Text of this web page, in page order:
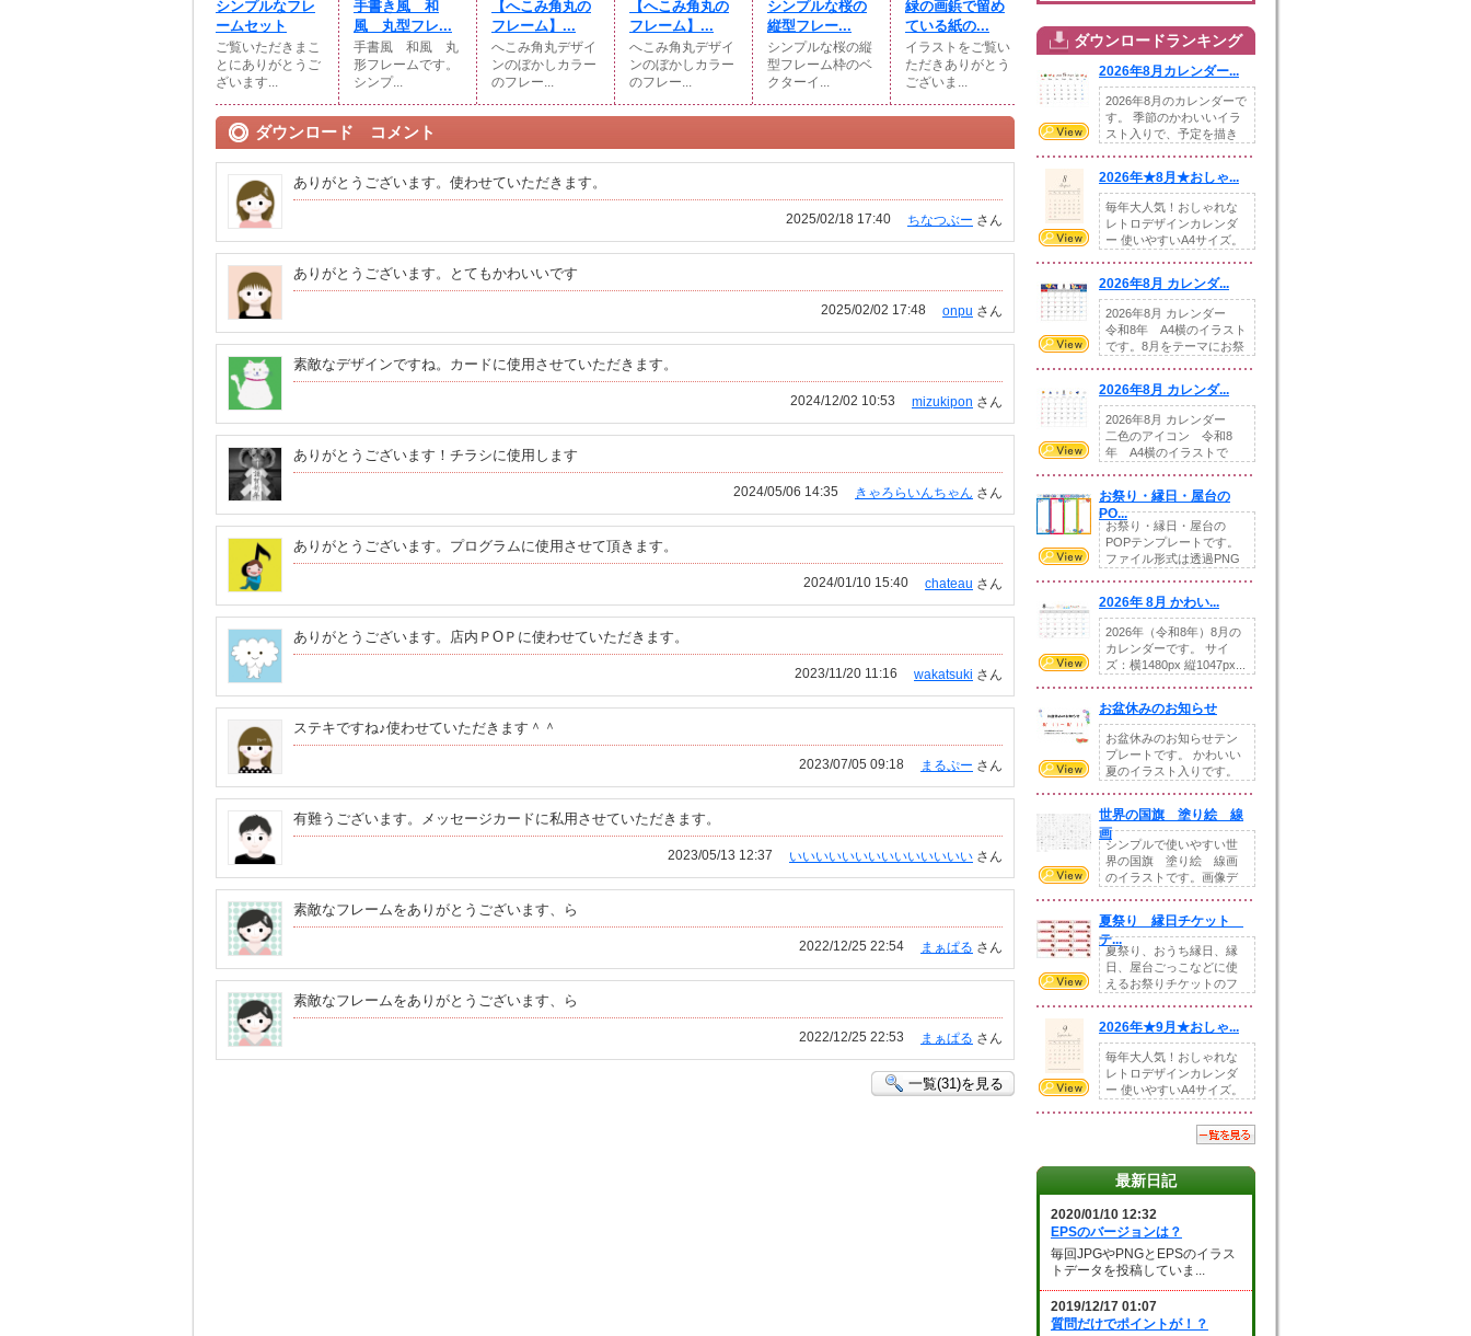
シンプルなフレ
ームセット
ご覧いただきまこ
とにありがとうご
ざいます...
手書き風 和
風 丸型フレ...
手書風 和風 丸
形フレームです。
シンプ...
【へこみ角丸の
フレーム】...
へこみ角丸デザイ
ンのぼかしカラー
のフレー...
【へこみ角丸の
フレーム】...
へこみ角丸デザイ
ンのぼかしカラー
のフレー...
シンプルな桜の
縦型フレー...
シンプルな桜の縦
型フレーム枠のベ
クターイ...
緑の画鋲で留め
ている紙の...
イラストをご覧い
ただきありがとう
ございま...
ダウンロード コメント
ありがとうございます。使わせていただきます。
ちなつぶー さん
2025/02/18 17:40
ありがとうございます。とてもかわいいです
onpu さん
2025/02/02 17:48
素敵なデザインですね。カードに使用させていただきます。
mizukipon さん
2024/12/02 10:53
ありがとうございます！チラシに使用します
きゃろらいんちゃん さん
2024/05/06 14:35
ありがとうございます。プログラムに使用させて頂きます。
chateau さん
2024/01/10 15:40
ありがとうございます。店内ＰOＰに使わせていただきます。
wakatsuki さん
2023/11/20 11:16
ステキですね♪使わせていただきます＾＾
まるぷー さん
2023/07/05 09:18
有難うございます。メッセージカードに私用させていただきます。
いいいいいいいいいいいいいい さん
2023/05/13 12:37
素敵なフレームをありがとうございます、ら
まぁぱる さん
2022/12/25 22:54
素敵なフレームをありがとうございます、ら
まぁぱる さん
2022/12/25 22:53
一覧(31)を見る
ダウンロードランキング
2026年8月カレンダー...
2026年8月のカレンダーで
す。 季節のかわいいイラ
スト入りで、予定を描き
2026年★8月★おしゃ...
毎年大人気！おしゃれな
レトロデザインカレンダ
ー 使いやすいA4サイズ。
2026年8月 カレンダ...
2026年8月 カレンダー
令和8年 A4横のイラスト
です。8月をテーマにお祭
2026年8月 カレンダ...
2026年8月 カレンダー
二色のアイコン 令和8
年 A4横のイラストで
お祭り・縁日・屋台の
PO...
お祭り・縁日・屋台の
POPテンプレートです。
ファイル形式は透過PNG
2026年 8月 かわい...
2026年（令和8年）8月の
カレンダーです。 サイ
ズ：横1480px 縦1047px...
お盆休みのお知らせ
お盆休みのお知らせテン
プレートです。 かわいい
夏のイラスト入りです。
世界の国旗 塗り絵 線
画
シンプルで使いやすい世
界の国旗 塗り絵 線画
のイラストです。画像デ
夏祭り 縁日チケット
テ...
夏祭り、おうち縁日、縁
日、屋台ごっこなどに使
えるお祭りチケットのフ
2026年★9月★おしゃ...
毎年大人気！おしゃれな
レトロデザインカレンダ
ー 使いやすいA4サイズ。
最新日記
2020/01/10 12:32
EPSのバージョンは？
毎回JPGやPNGとEPSのイラス
トデータを投稿していま...
2019/12/17 01:07
質問だけでポイントが！？